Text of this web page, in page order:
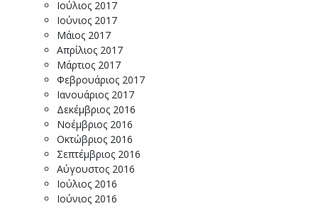
Ιούλιος 2017
Ιούνιος 2017
Μάιος 2017
Απρίλιος 2017
Μάρτιος 2017
Φεβρουάριος 2017
Ιανουάριος 2017
Δεκέμβριος 2016
Νοέμβριος 2016
Οκτώβριος 2016
Σεπτέμβριος 2016
Αύγουστος 2016
Ιούλιος 2016
Ιούνιος 2016